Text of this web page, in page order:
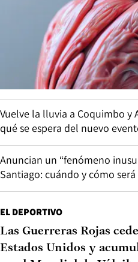
Vuelve la lluvia a Coquimbo y
qué se espera del nuevo
Anuncian un “fenómeno
Santiago: cuándo y cómo
EL DEPORTIVO
Las Guerreras Rojas
Estados Unidos y